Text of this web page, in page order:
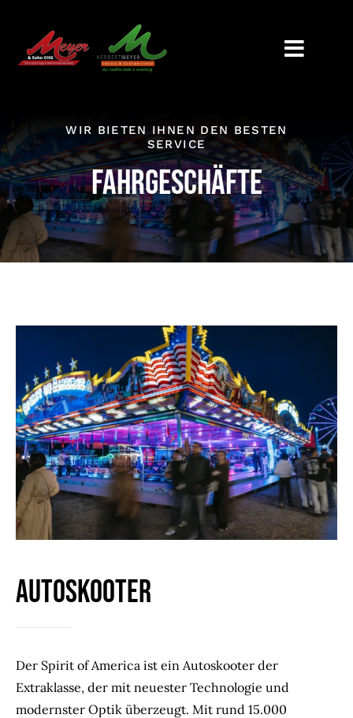
springen
WIR BIETEN IHNEN DEN BESTEN
SERVICE
FAHRGESCHÄFTE
Autoskooter
Der Spirit of America ist ein Autoskooter der
Extraklasse, der mit neuester Technologie und
modernster Optik überzeugt. Mit rund 15.000